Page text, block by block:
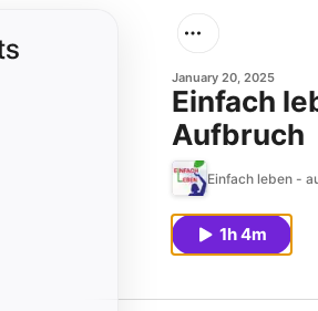
January 20, 2025
Einfach
Aufbruch
Einfach leben -
1h 4m